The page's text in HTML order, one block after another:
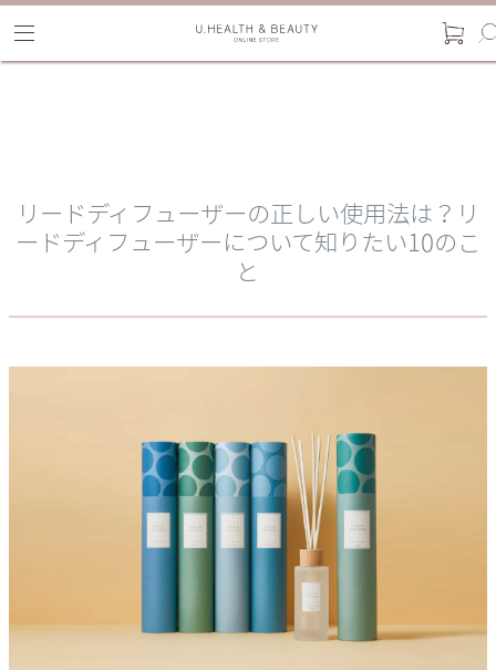
リードディフューザーの正しい使用法は？リ
ードディフューザーについて知りたい10のこ
と